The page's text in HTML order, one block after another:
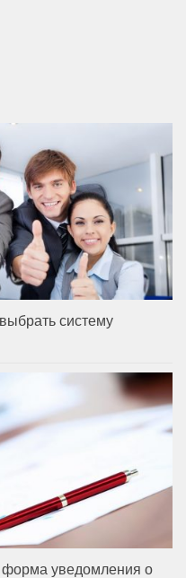
систему
форма уведомления о